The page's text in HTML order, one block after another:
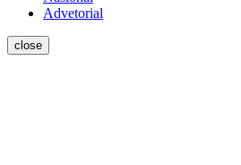
Advetorial
close